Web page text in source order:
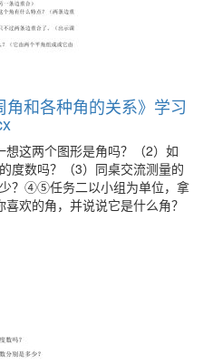
角和各种角的关系》学习
这两个图形是角吗？（2）如
度数吗？（3）同桌交流测量的
？④⑤任务二以小组为单位，拿
欢的角，并说说它是什么角？